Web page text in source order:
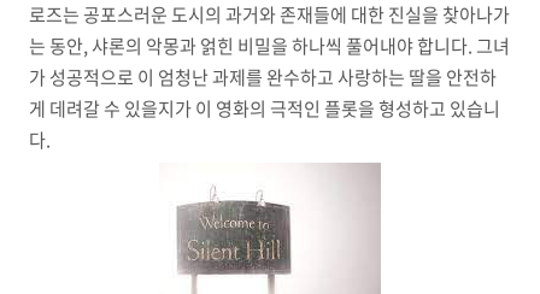
로즈는 공포스러운 도시의 과거와 존재들에 대한 진실을 찾아나가
는 동안, 샤론의 악몽과 얽힌 비밀을 하나씩 풀어내야 합니다. 그녀
가 성공적으로 이 엄청난 과제를 완수하고 사랑하는 딸을 안전하
게 데려갈 수 있을지가 이 영화의 극적인 플롯을 형성하고 있습니
다.